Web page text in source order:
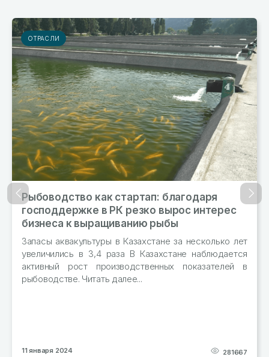
ОТРАСЛИ
Рыбоводство как стартап: благодаря
господдержке в РК резко вырос интерес
бизнеса к выращиванию рыбы
Запасы аквакультуры в Казахстане за несколько лет
увеличились в 3,4 раза В Казахстане наблюдается
активный рост производственных показателей в
рыбоводстве. Читать далее...
11 января 2024 281667
Назад